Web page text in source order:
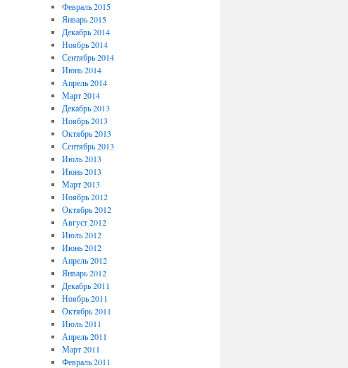
Февраль 2015
Январь 2015
Декабрь 2014
Ноябрь 2014
Сентябрь 2014
Июнь 2014
Апрель 2014
Март 2014
Декабрь 2013
Ноябрь 2013
Октябрь 2013
Сентябрь 2013
Июль 2013
Июнь 2013
Март 2013
Ноябрь 2012
Октябрь 2012
Август 2012
Июль 2012
Июнь 2012
Апрель 2012
Январь 2012
Декабрь 2011
Ноябрь 2011
Октябрь 2011
Июль 2011
Апрель 2011
Март 2011
Февраль 2011